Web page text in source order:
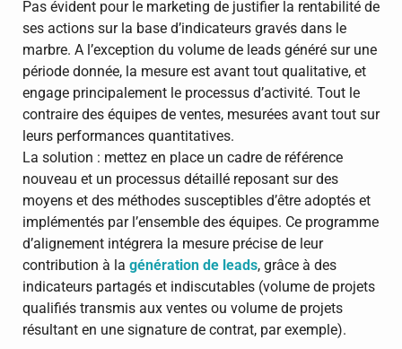
Pas évident pour le marketing de justifier la rentabilité de
ses actions sur la base d’indicateurs gravés dans le
marbre. A l’exception du volume de leads généré sur une
période donnée, la mesure est avant tout qualitative, et
engage principalement le processus d’activité. Tout le
contraire des équipes de ventes, mesurées avant tout sur
leurs performances quantitatives.
La solution : mettez en place un cadre de référence
nouveau et un processus détaillé reposant sur des
moyens et des méthodes susceptibles d’être adoptés et
implémentés par l’ensemble des équipes. Ce programme
d’alignement intégrera la mesure précise de leur
contribution à la génération de leads, grâce à des
indicateurs partagés et indiscutables (volume de projets
qualifiés transmis aux ventes ou volume de projets
résultant en une signature de contrat, par exemple).